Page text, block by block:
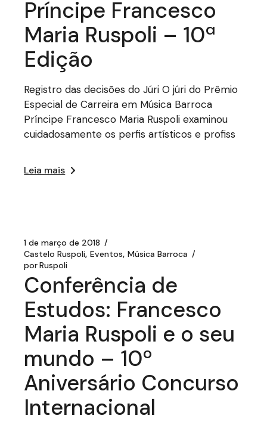
Príncipe Francesco
Maria Ruspoli – 10ª
Edição
Registro das decisões do Júri O júri do Prêmio
Especial de Carreira em Música Barroca
Príncipe Francesco Maria Ruspoli examinou
cuidadosamente os perfis artísticos e profiss
Leia mais
1 de março de 2018
Castelo Ruspoli Eventos Música Barroca
porRuspoli
Conferência de
Estudos: Francesco
Maria Ruspoli e o seu
mundo – 10º
Aniversário Concurso
Internacional